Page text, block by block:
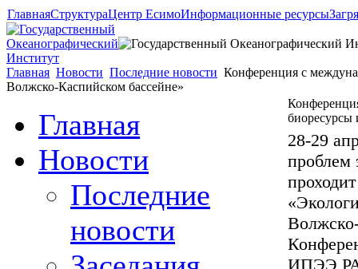
ГлавнаяСтруктураЦентр ЕсимоИнформационные ресурсы
Главная Новости Последние новости Конференция с
Волжско-Каспийском бассейне»
Главная
Новости
Последние
новости
биоресурсы
28-29
ИПЭЭ